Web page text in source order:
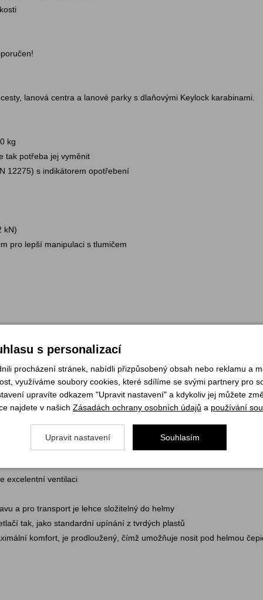
lanová centra a lanové parky s dlaňovými Keylock karabinami.
kg
tak potřeba jej vyměnit
12275) s indikátorem opotřebení
kN)
pro lepší manipulaci s tlumičem
Pro svou pohodlnost a lehkou konstrukci je ideální pro sportovní
přesto si zachovává tenký profil
pěna pohlcuje sílu nárazu
poškozením
excelentní ventilaci
a pro transport je lehce složitelný do helmy
tak, jako standardní upínání z tvrdých plastů
komfort, je prodloužený, čímž umožňuje nosit pod helmou
s personalizací
procházení stránek, nabídli přizpůsobený obsah nebo reklamu a
využíváme soubory cookies, které sdílíme se svými partnery pro
upravíte odkazem "Upravit nastavení" a kdykoliv jej můžete
najdete v našich Zásadách ochrany osobních údajů a používání
Upravit nastavení Souhlasím